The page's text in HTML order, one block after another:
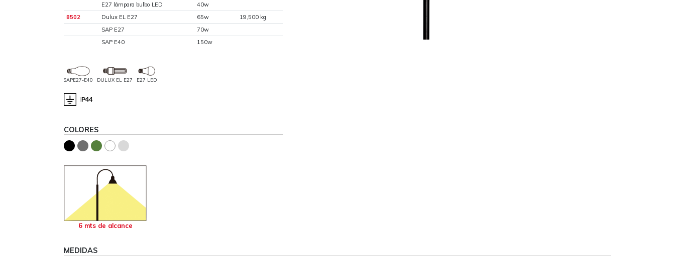
E27 lámpara bulbo LED
40w
8502
Dulux EL E27 65w
19,500 kg
SAP E27
70w
SAP E40
150w
SAPE27-E40 DULUX EL E27 E27 LED
COLORES
6 mts de alcance
MEDIDAS